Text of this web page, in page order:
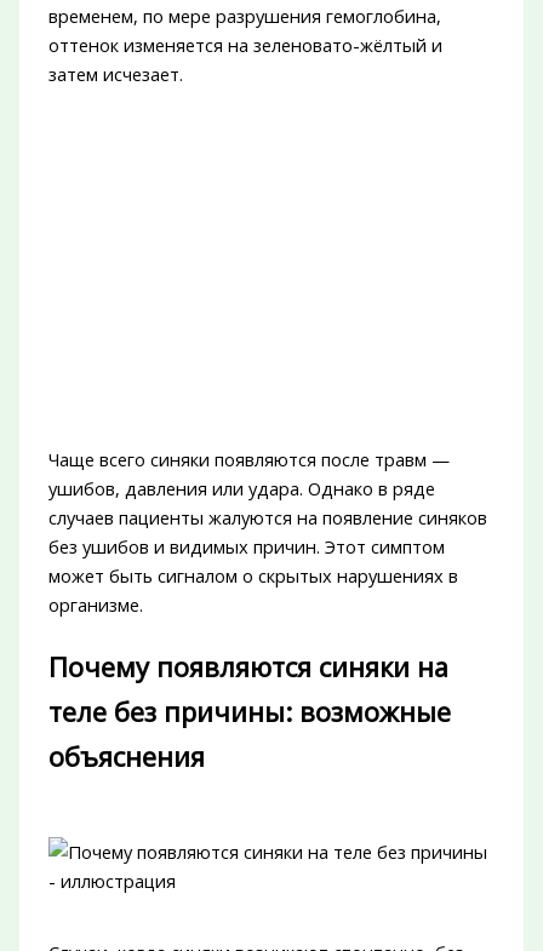
временем, по мере разрушения гемоглобина,
оттенок изменяется на зеленовато-жёлтый и
затем исчезает.
Чаще всего синяки появляются после травм —
ушибов, давления или удара. Однако в ряде
случаев пациенты жалуются на появление синяков
без ушибов и видимых причин. Этот симптом
может быть сигналом о скрытых нарушениях в
организме.
Почему появляются синяки на
теле без причины: возможные
объяснения